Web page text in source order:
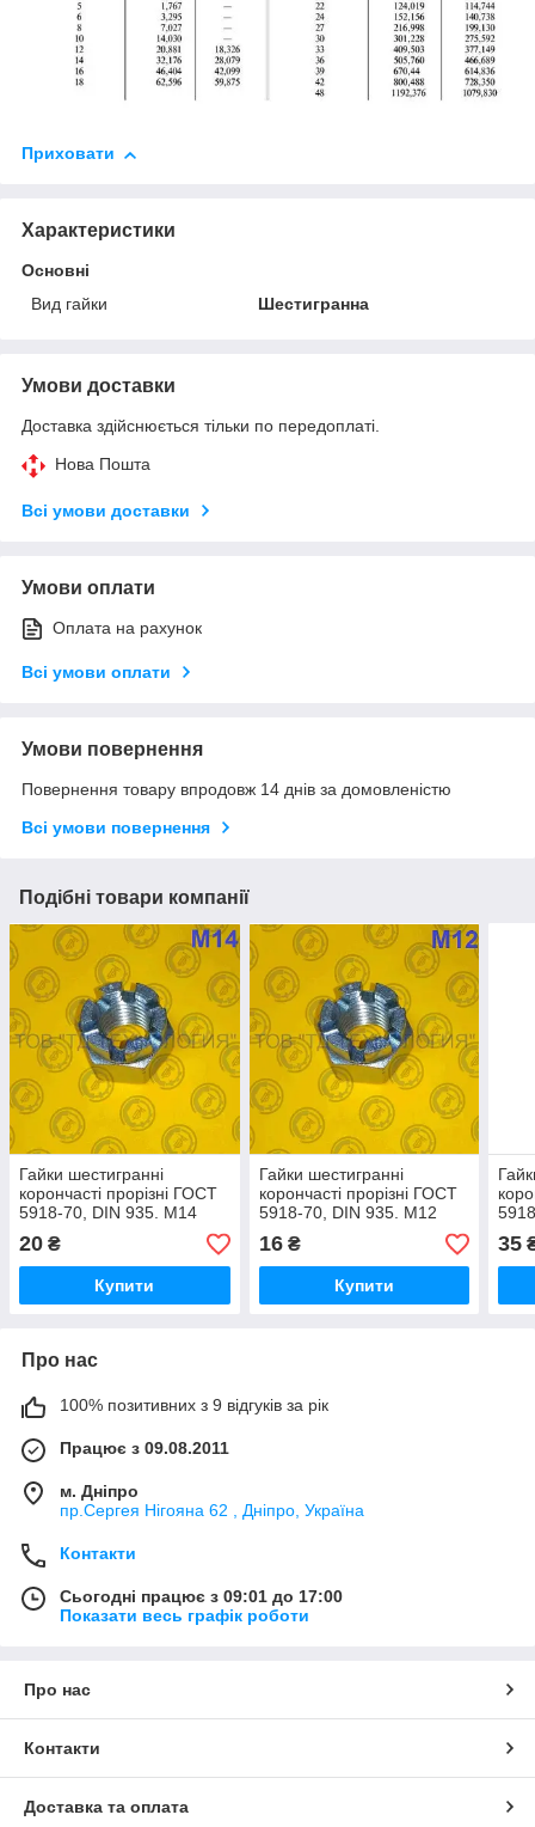
Приховати
Характеристики
Основні
Вид гайки
Шестигранна
Умови доставки
Доставка здійснюється тільки по передоплаті.
Нова Пошта
Всі умови доставки
Умови оплати
Оплата на рахунок
Всі умови оплати
Умови повернення
Повернення товару впродовж 14 днів за домовленістю
Всі умови повернення
Подібні товари компанії
Гайки шестигранні
корончасті прорізні ГОСТ
5918-70, DIN 935. М14
20 ₴
Купити
Гайки шестигранні
корончасті прорізні ГОСТ
5918-70, DIN 935. М12
16₴
Купити
35
Про нас
100% позитивних з 9 відгуків за рік
Працює з 09.08.2011
м. Дніпро
пр.Сергея Нігояна 62 , Дніпро, Україна
Контакти
Сьогодні працює з 09:01 до 17:00
Показати весь графік роботи
Про нас
Контакти
Доставка та оплата